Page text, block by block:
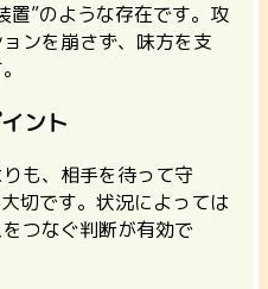
置”のような存在です。攻
ンを崩さず、味方を支
ント
も、相手を待って守
切です。状況によっては
つなぐ判断が有効で